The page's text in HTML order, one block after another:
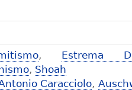
, Estrema
, Shoah
Caracciolo,